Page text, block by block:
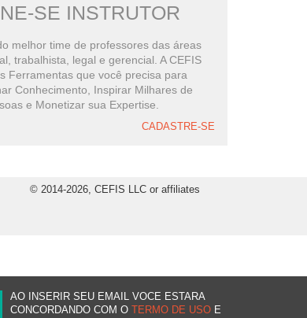
SE INSTRUTOR
melhor time de professores das áreas
trabalhista, legal e gerencial. A CEFIS
Ferramentas que você precisa para
Conhecimento, Inspirar Milhares de
e Monetizar sua Expertise.
CADASTRE-SE
© 2014-2026, CEFIS LLC or affiliates
AO INSERIR SEU EMAIL VOCE ESTARA
CONCORDANDO COM O
TERMO DE USO E